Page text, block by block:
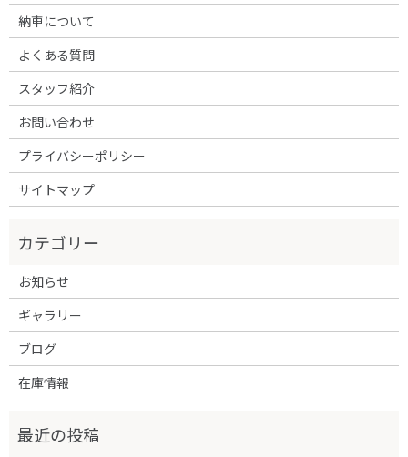
納車について
よくある質問
スタッフ紹介
お問い合わせ
プライバシーポリシー
サイトマップ
お知らせ
ギャラリー
ブログ
在庫情報